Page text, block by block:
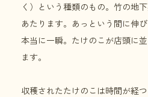
く）という種類のもの。竹の地
あたります。あっという間に伸
本当に一瞬。たけのこが店頭に
ます。
収穫されたたけのこは時間が経